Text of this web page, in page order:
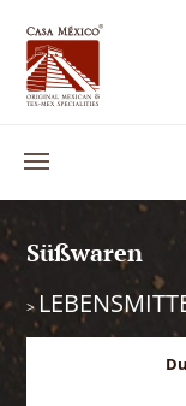
Süßwaren
>